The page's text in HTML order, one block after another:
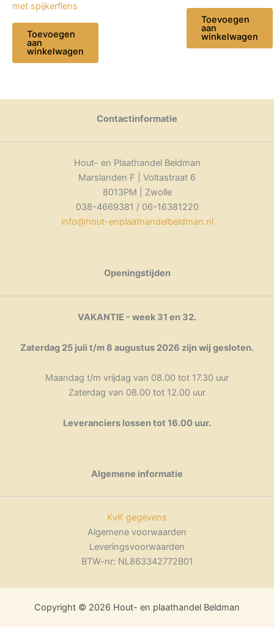
met spijkerflens
Toevoegen
aan
winkelwagen
Toevoegen
aan
winkelwagen
Contactinformatie
Hout- en Plaathandel Beldman
Marslanden F | Voltastraat 6
8013PM | Zwolle
038-4669381 / 06-16381220
info@hout-enplaathandelbeldman.nl
Openingstijden
VAKANTIE - week 31 en 32.
Zaterdag 25 juli t/m 8 augustus 2026 zijn wij gesloten.
Maandag t/m vrijdag van 08.00 tot 17.30 uur
Zaterdag van 08.00 tot 12.00 uur
Leveranciers lossen tot 16.00 uur.
Algemene informatie
KvK gegevens
Algemene voorwaarden
Leveringsvoorwaarden
BTW-nr: NL863342772B01
Copyright © 2026 Hout- en plaathandel Beldman